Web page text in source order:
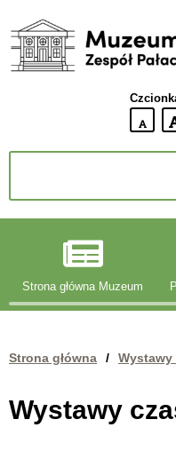
Muzeum
w
czcionki
Strona główna Muzeum
Strona główna / Wystawy
Wystawy